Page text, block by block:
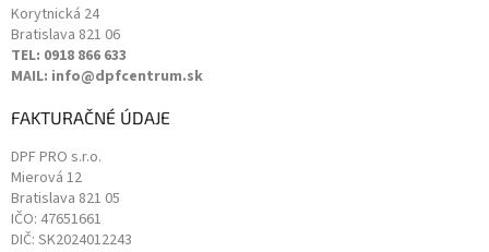
Korytnická 24
Bratislava 821 06
TEL: 0918 866 633
MAIL: info@dpfcentrum.sk
FAKTURAČNÉ ÚDAJE
DPF PRO s.r.o.
Mierová 12
Bratislava 821 05
IČO: 47651661
DIČ: SK2024012243